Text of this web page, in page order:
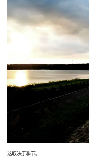
这取决于季节。